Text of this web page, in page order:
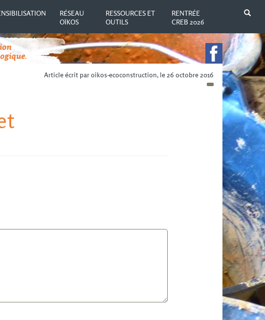
RÉSEAU
OÏKOS
RESSOURCES ET
OUTILS
RENTRÉE
CREB 2026
Article écrit par oikos-ecoconstruction, le 26 octobre 2016